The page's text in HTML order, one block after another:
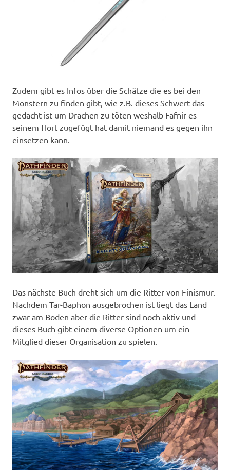
Zudem gibt es Infos über die Schätze die es bei den
Monstern zu finden gibt, wie z.B. dieses Schwert das
gedacht ist um Drachen zu töten weshalb Fafnir es
seinem Hort zugefügt hat damit niemand es gegen ihn
einsetzen kann.
Das nächste Buch dreht sich um die Ritter von Finismur.
Nachdem Tar-Baphon ausgebrochen ist liegt das Land
zwar am Boden aber die Ritter sind noch aktiv und
dieses Buch gibt einem diverse Optionen um ein
Mitglied dieser Organisation zu spielen.